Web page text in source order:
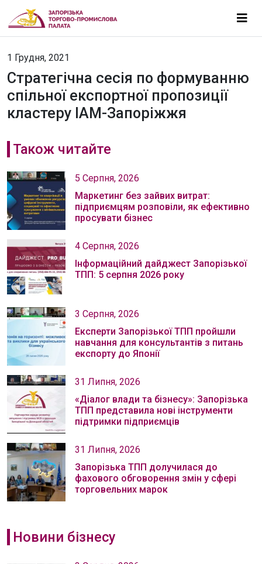
1 Грудня, 2021
Стратегічна сесія по формуванню
спільної експортної пропозиції
кластеру ІАМ-Запоріжжя
Також читайте
5 Серпня, 2026
Маркетинг без зайвих витрат:
підприємцям розповіли, як ефективно
просувати бізнес
4 Серпня, 2026
Інформаційний дайджест Запорізької
ТПП: 5 серпня 2026 року
3 Серпня, 2026
Експерти Запорізької ТПП пройшли
навчання для консультантів з питань
експорту до Японії
31 Липня, 2026
«Діалог влади та бізнесу»: Запорізька
ТПП представила нові інструменти
підтримки підприємців
31 Липня, 2026
Запорізька ТПП долучилася до
фахового обговорення змін у сфері
торговельних марок
Новини бізнесу